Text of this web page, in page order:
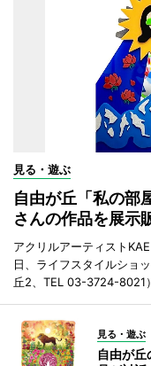
見る・遊ぶ
自由が丘「私の部
さんの作品を展示
アクリルアーティスト
日、ライフスタイルショ
丘2、TEL 03-3724-8021
見る・遊ぶ
自由が